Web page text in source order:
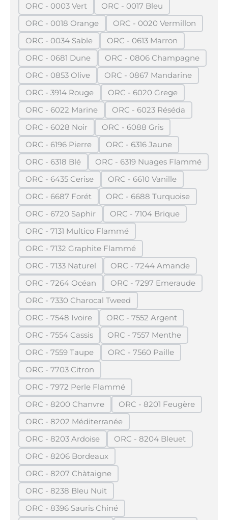
ORC - 0003 Vert
(Diese Option ist zurzeit nicht verfügbar.)
ORC - 0017 Bleu
(Diese Option ist zurzeit
ORC - 0018 Orange
(Diese Option ist zurzeit nicht verfügbar.)
ORC - 0020 Vermillon
(Diese Option ist
ORC - 0034 Sable
(Diese Option ist zurzeit nicht verfügbar.)
ORC - 0613 Marron
(Diese Option ist zurzeit
ORC - 0681 Dune
(Diese Option ist zurzeit nicht verfügbar.)
ORC - 0806 Champagne
(Diese Option ist
ORC - 0853 Olive
(Diese Option ist zurzeit nicht verfügbar.)
ORC - 0867 Mandarine
(Diese Option ist
ORC - 3914 Rouge
(Diese Option ist zurzeit nicht verfügbar.)
ORC - 6020 Grege
(Diese Option ist zurzeit
ORC - 6022 Marine
(Diese Option ist zurzeit nicht verfügbar.)
ORC - 6023 Réséda
(Diese Option ist
ORC - 6028 Noir
(Diese Option ist zurzeit nicht verfügbar.)
ORC - 6088 Gris
(Diese Option ist zurzeit
ORC - 6196 Pierre
(Diese Option ist zurzeit nicht verfügbar.)
ORC - 6316 Jaune
(Diese Option ist zurzeit
ORC - 6318 Blé
(Diese Option ist zurzeit nicht verfügbar.)
ORC - 6319 Nuages Flammé
(Diese Option ist
ORC - 6435 Cerise
(Diese Option ist zurzeit nicht verfügbar.)
ORC - 6610 Vanille
(Diese Option ist zurzeit
ORC - 6687 Forét
(Diese Option ist zurzeit nicht verfügbar.)
ORC - 6688 Turquoise
(Diese Option ist
ORC - 6720 Saphir
(Diese Option ist zurzeit nicht verfügbar.)
ORC - 7104 Brique
(Diese Option ist zurzeit
ORC - 7131 Multico Flammé
(Diese Option ist zurzeit nicht verfügbar.)
ORC - 7132 Graphite Flammé
(Diese Option ist zurzeit nicht verfügbar.)
ORC - 7133 Naturel
(Diese Option ist zurzeit nicht verfügbar.)
ORC - 7244 Amande
(Diese Option ist
ORC - 7264 Océan
(Diese Option ist zurzeit nicht verfügbar.)
ORC - 7297 Emeraude
(Diese Option ist
ORC - 7330 Charocal Tweed
(Diese Option ist zurzeit nicht verfügbar.)
ORC - 7548 Ivoire
(Diese Option ist zurzeit nicht verfügbar.)
ORC - 7552 Argent
(Diese Option ist zurzeit
ORC - 7554 Cassis
(Diese Option ist zurzeit nicht verfügbar.)
ORC - 7557 Menthe
(Diese Option ist zurzeit
ORC - 7559 Taupe
(Diese Option ist zurzeit nicht verfügbar.)
ORC - 7560 Paille
(Diese Option ist zurzeit
ORC - 7703 Citron
(Diese Option ist zurzeit nicht verfügbar.)
ORC - 7972 Perle Flammé
(Diese Option ist zurzeit nicht verfügbar.)
ORC - 8200 Chanvre
(Diese Option ist zurzeit nicht verfügbar.)
ORC - 8201 Feugère
(Diese Option ist
ORC - 8202 Méditerranée
(Diese Option ist zurzeit nicht verfügbar.)
ORC - 8203 Ardoise
(Diese Option ist zurzeit nicht verfügbar.)
ORC - 8204 Bleuet
(Diese Option ist
ORC - 8206 Bordeaux
(Diese Option ist zurzeit nicht verfügbar.)
ORC - 8207 Chàtaigne
(Diese Option ist zurzeit nicht verfügbar.)
ORC - 8238 Bleu Nuit
(Diese Option ist zurzeit nicht verfügbar.)
ORC - 8396 Sauris Chiné
(Diese Option ist zurzeit nicht verfügbar.)